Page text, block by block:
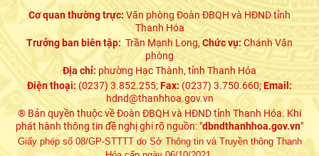
Cơ quan thường trực:Văn phòng Đoàn ĐBQH và HĐND tỉnh
Thanh Hóa
Trưởng ban biên tập: Trần Mạnh Long,Chức vụ:Chánh Văn
phòng
Địa chỉ: phường Hạc Thành, tỉnh Thanh Hóa
Điện thoại: (0237) 3.852.255;Fax:(0237) 3.750.660;Email:
hdnd@thanhhoa.gov.vn
® Bản quyền thuộc về Đoàn ĐBQH và HĐND tỉnh Thanh Hóa. Khi
phát hành thông tin đề nghị ghi rõ nguồn: "dbndthanhhoa.gov.vn"
Giấy phép số 08/GP-STTTT do Sở Thông tin và Truyền thông Thanh